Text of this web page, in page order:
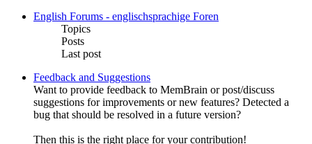
post
English Forums - englischsprachige Foren
Topics
Posts
Last post
Feedback and Suggestions
Want to provide feedback to MemBrain or post/discuss
suggestions for improvements or new features? Detected a
bug that should be resolved in a future version?
Then this is the right place for your contribution!